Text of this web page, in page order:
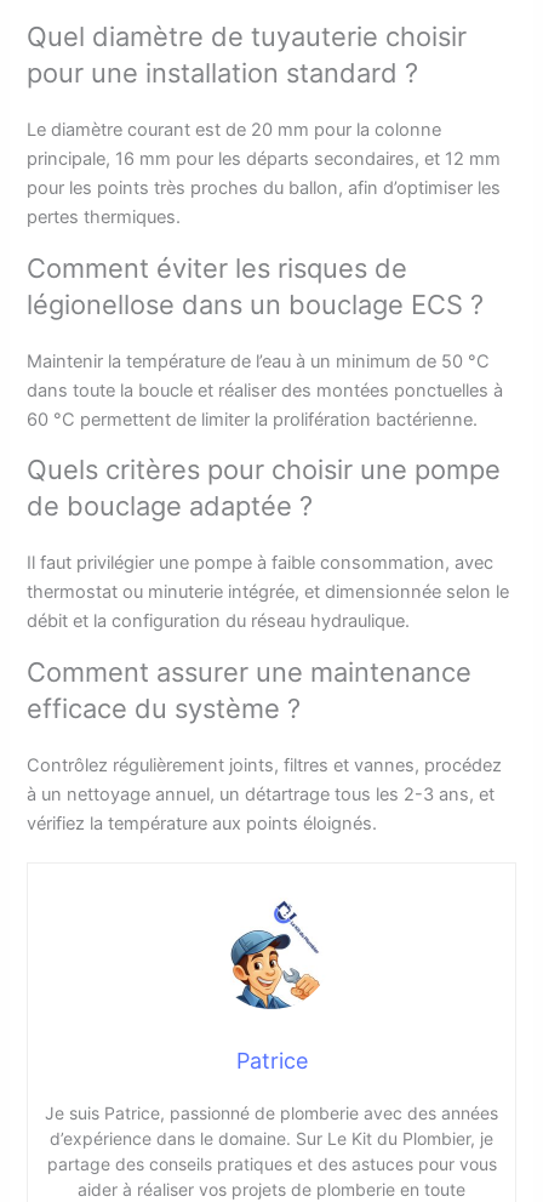
Quel diamètre de tuyauterie choisir
pour une installation standard ?
Le diamètre courant est de 20 mm pour la colonne
principale, 16 mm pour les départs secondaires, et 12 mm
pour les points très proches du ballon, afin d’optimiser les
pertes thermiques.
Comment éviter les risques de
légionellose dans un bouclage ECS ?
Maintenir la température de l’eau à un minimum de 50 °C
dans toute la boucle et réaliser des montées ponctuelles à
60 °C permettent de limiter la prolifération bactérienne.
Quels critères pour choisir une pompe
de bouclage adaptée ?
Il faut privilégier une pompe à faible consommation, avec
thermostat ou minuterie intégrée, et dimensionnée selon le
débit et la configuration du réseau hydraulique.
Comment assurer une maintenance
efficace du système ?
Contrôlez régulièrement joints, filtres et vannes, procédez
à un nettoyage annuel, un détartrage tous les 2-3 ans, et
vérifiez la température aux points éloignés.
Patrice
Je suis Patrice, passionné de plomberie avec des années
d’expérience dans le domaine. Sur Le Kit du Plombier, je
partage des conseils pratiques et des astuces pour vous
aider à réaliser vos projets de plomberie en toute